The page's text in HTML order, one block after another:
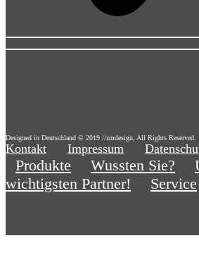
Designed in Deutschland © 2019 //zmdesign, All Rights Reserved.
Kontakt Impressum
Produkte Wussten Sie?
wichtigsten Partner!
Service